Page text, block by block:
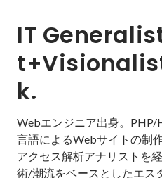
IT
k.
Webエンジニア出身。PHP/
言語によるWebサイトの制
アクセス解析アナリストを
術/潮流をベースとしたエス